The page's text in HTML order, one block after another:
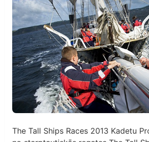
The Tall Ships Races 2013 Kadetu